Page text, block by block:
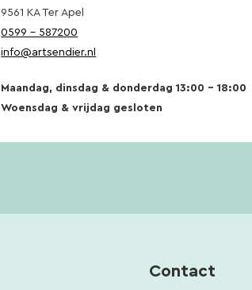
9561 KA Ter Apel
0599 – 587200
info@artsendier.nl
Maandag, dinsdag & donderdag 13:00 – 18:00
Woensdag & vrijdag gesloten
Contact